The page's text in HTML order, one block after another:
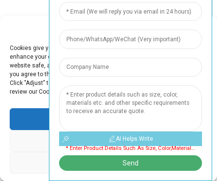
100 +
Teknologi Teras
50 +
* Enter Product Details Such As Size, Color,materials Etc. And Other Specific Requirements To Receive An Accurate Quote. Cannot Be Empty
AI Helps Write
Send
Manage Cookie Consent
Cookies give you a personalized experience. Cookie files help us to
enhance your experience using our website, simplify navigation, keep our
website safe, and assist in our marketing efforts. By clicking "Accept",
you agree to the storing of cookies on your device for these purposes.
Click "Adjust" to adjust your cookie preferences. For more information,
review our Cookies Policy.
Deny